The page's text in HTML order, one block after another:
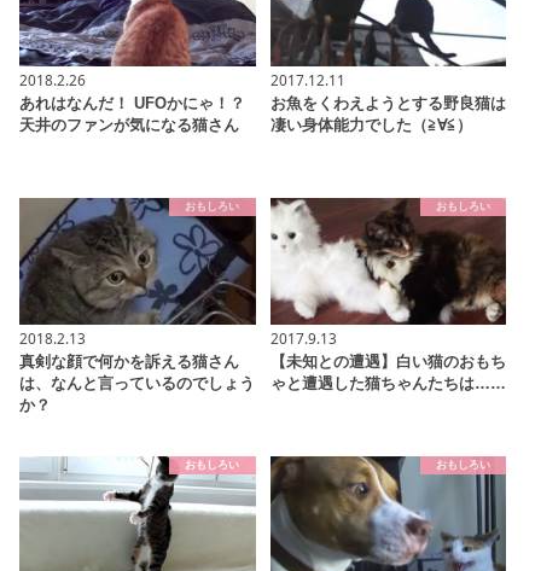
2018.2.26
あれはなんだ！ UFOかにゃ！？
天井のファンが気になる猫さん
2017.12.11
お魚をくわえようとする野良猫は
凄い身体能力でした（≧∀≦）
おもしろい
2018.2.13
真剣な顔で何かを訴える猫さん
は、なんと言っているのでしょう
か？
おもしろい
2017.9.13
【未知との遭遇】白い猫のおもち
ゃと遭遇した猫ちゃんたちは……
おもしろい おもしろい